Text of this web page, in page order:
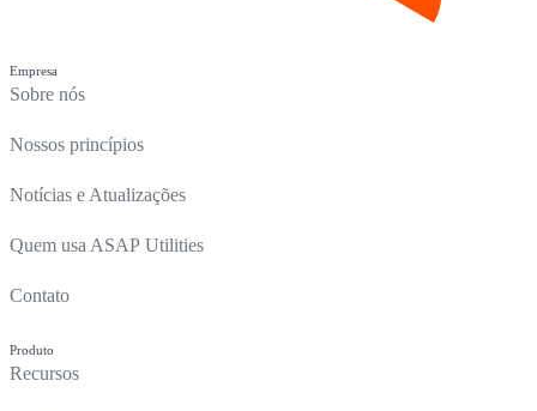
Empresa
Sobre nós
Nossos princípios
Notícias e Atualizações
Quem usa ASAP Utilities
Contato
Produto
Recursos